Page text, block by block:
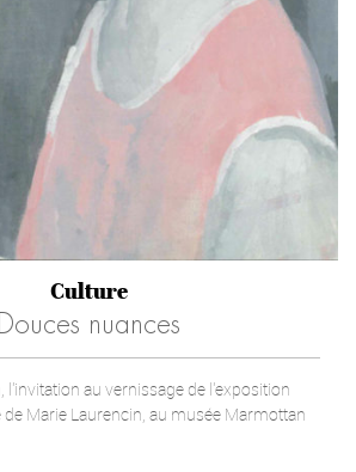
Culture
Douces nuances
l'invitation au vernissage de l'exposition
Marie Laurencin, au musée Marmottan